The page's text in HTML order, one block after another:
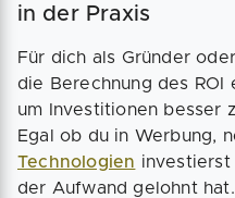
in der Praxis
Für dich als Gründer
die Berechnung des
um Investitionen besser
Egal ob du in Werbung,
Technologien investierst
der Aufwand gelohnt